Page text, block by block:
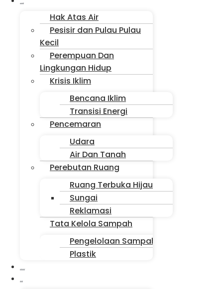
Hak Atas Air
Pesisir dan Pulau Pulau
Kecil
Perempuan Dan
Lingkungan Hidup
Krisis Iklim
Bencana Iklim
Transisi Energi
Pencemaran
Udara
Air Dan Tanah
Perebutan Ruang
Ruang Terbuka Hijau
Sungai
Reklamasi
Tata Kelola Sampah
Pengelolaan Sampah
Plastik